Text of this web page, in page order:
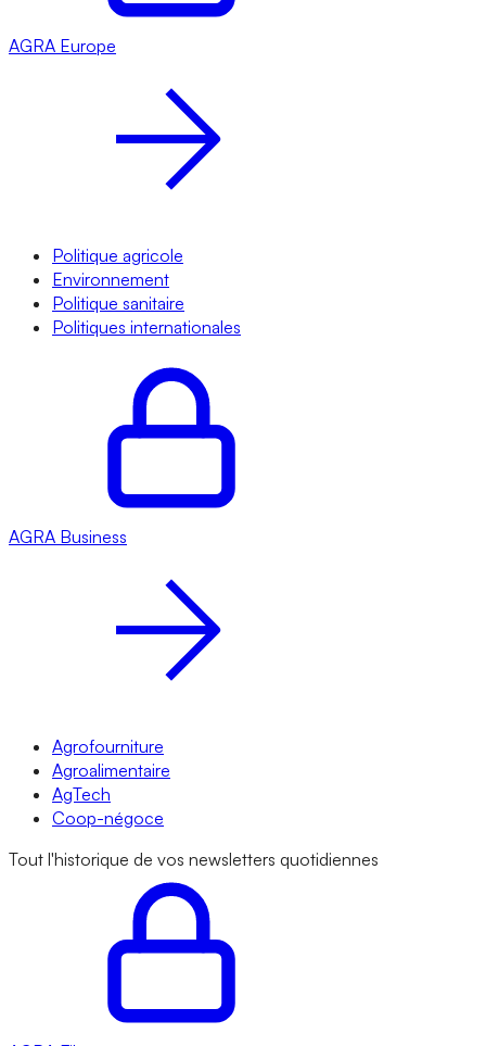
AGRA Europe
Politique agricole
Environnement
Politique sanitaire
Politiques internationales
AGRA Business
Agrofourniture
Agroalimentaire
AgTech
Coop-négoce
Tout l'historique de vos newsletters quotidiennes